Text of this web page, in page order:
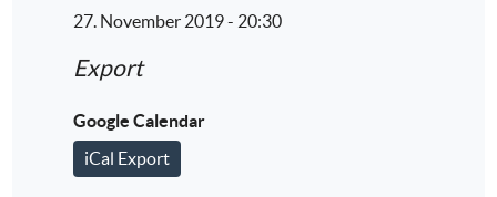
27. November 2019 - 20:30
Export
Google Calendar
iCal Export